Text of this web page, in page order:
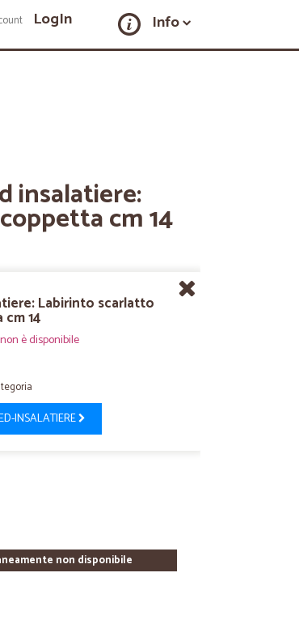
LogIn Info
insalatiere:
cm 14
Labirinto scarlatto
14
è disponibile
INSALATIERE
non disponibile